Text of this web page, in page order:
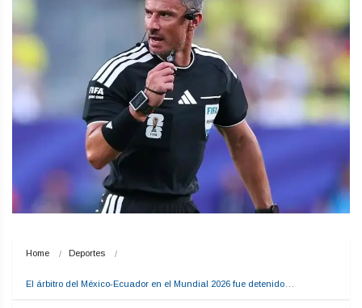
Home Deportes
El árbitro del México-Ecuador en el Mundial 2026 fue detenido…